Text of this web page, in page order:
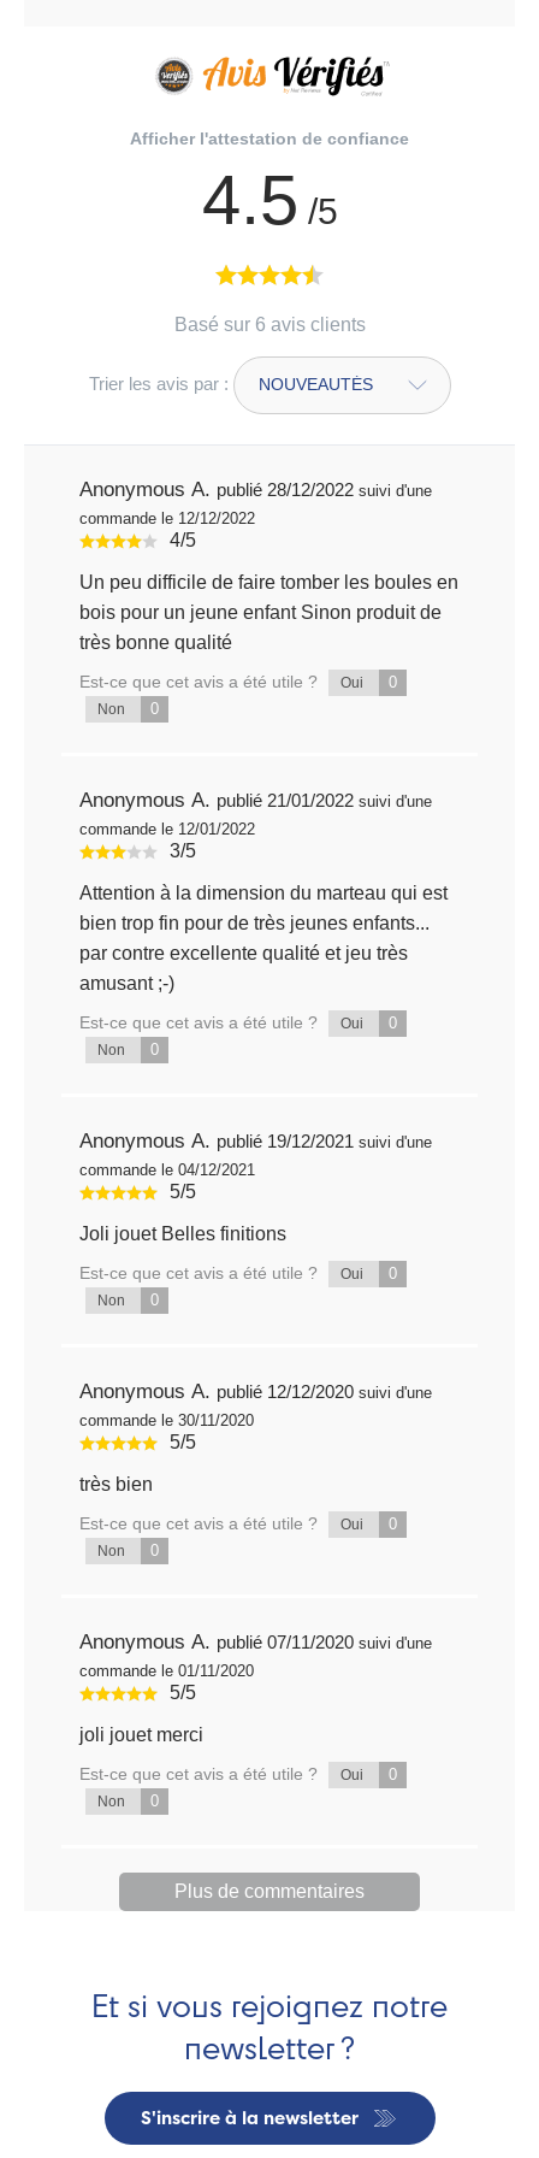
Afficher l'attestation de confiance
4.5 /5
Basé sur 6 avis clients
Trier les avis par :
Anonymous A. publié 28/12/2022 suivi d'une
commande le 12/12/2022
4/5
Un peu difficile de faire tomber les boules en
bois pour un jeune enfant Sinon produit de
très bonne qualité
Est-ce que cet avis a été utile ? Oui 0
Non 0
Anonymous A. publié 21/01/2022 suivi d'une
commande le 12/01/2022
3/5
Attention à la dimension du marteau qui est
bien trop fin pour de très jeunes enfants...
par contre excellente qualité et jeu très
amusant ;-)
Est-ce que cet avis a été utile ? Oui 0
Non 0
Anonymous A. publié 19/12/2021 suivi d'une
commande le 04/12/2021
5/5
Joli jouet Belles finitions
Est-ce que cet avis a été utile ? Oui 0
Non 0
Anonymous A. publié 12/12/2020 suivi d'une
commande le 30/11/2020
5/5
très bien
Est-ce que cet avis a été utile ? Oui 0
Non 0
Anonymous A. publié 07/11/2020 suivi d'une
commande le 01/11/2020
5/5
joli jouet merci
Est-ce que cet avis a été utile ? Oui 0
Non 0
Plus de commentaires
Et si vous rejoignez notre
newsletter ?
S'inscrire à la newsletter